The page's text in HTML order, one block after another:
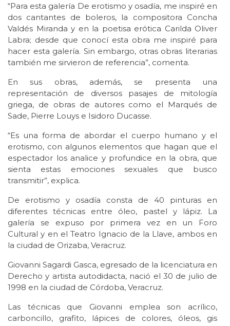
“Para esta galería De erotismo y osadía, me inspiré en
dos cantantes de boleros, la compositora Concha
Valdés Miranda y en la poetisa erótica Carilda Oliver
Labra; desde que conocí esta obra me inspiré para
hacer esta galería. Sin embargo, otras obras literarias
también me sirvieron de referencia”, comenta.
En sus obras, además, se presenta una
representación de diversos pasajes de mitología
griega, de obras de autores como el Marqués de
Sade, Pierre Louys e Isidoro Ducasse.
“Es una forma de abordar el cuerpo humano y el
erotismo, con algunos elementos que hagan que el
espectador los analice y profundice en la obra, que
sienta estas emociones sexuales que busco
transmitir”, explica.
De erotismo y osadía consta de 40 pinturas en
diferentes técnicas entre óleo, pastel y lápiz. La
galería se expuso por primera vez en un Foro
Cultural y en el Teatro Ignacio de la Llave, ambos en
la ciudad de Orizaba, Veracruz.
Giovanni Sagardi Gasca, egresado de la licenciatura en
Derecho y artista autodidacta, nació el 30 de julio de
1998 en la ciudad de Córdoba, Veracruz.
Las técnicas que Giovanni emplea son acrílico,
carboncillo, grafito, lápices de colores, óleos, gis